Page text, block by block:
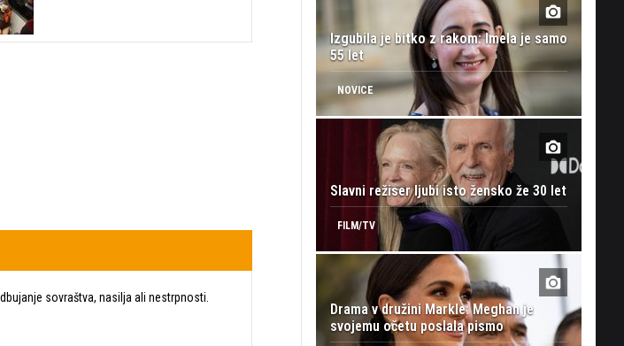
sovraštva, nasilja ali nestrpnosti.
Izgubila je bitko z rakom: Imela je samo
55 let
NOVICE
Slavni režiser ljubi isto žensko že 30 let
FILM/TV
Drama v družini Markle: Meghan je
svojemu očetu poslala pismo